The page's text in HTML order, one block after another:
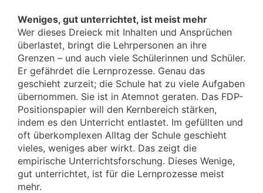
Weniges, gut unterrichtet, ist meist mehr
Wer dieses Dreieck mit Inhalten und Ansprüchen
überlastet, bringt die Lehrpersonen an ihre
Grenzen – und auch viele Schülerinnen und Schüler.
Er gefährdet die Lernprozesse. Genau das
geschieht zurzeit; die Schule hat zu viele Aufgaben
übernommen. Sie ist in Atemnot geraten. Das FDP-
Positionspapier will den Kernbereich stärken,
indem es den Unterricht entlastet. Im gefüllten und
oft überkomplexen Alltag der Schule geschieht
vieles, weniges aber wirkt. Das zeigt die
empirische Unterrichtsforschung. Dieses Wenige,
gut unterrichtet, ist für die Lernprozesse meist
mehr.